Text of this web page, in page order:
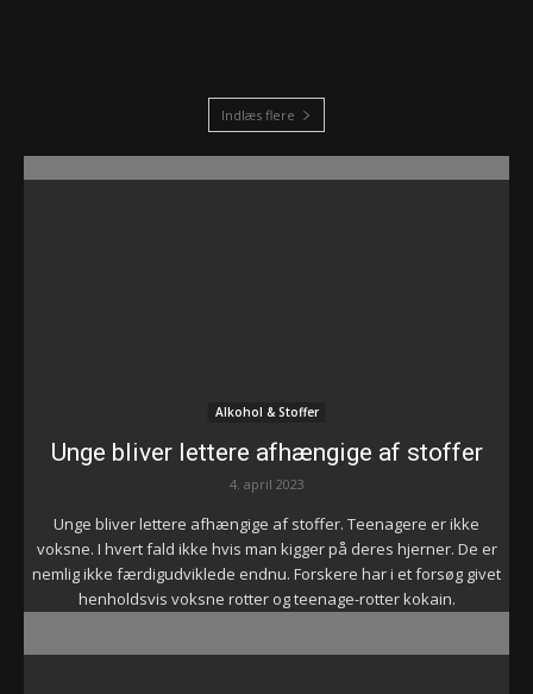
Indlæs flere
Alkohol & Stoffer
Unge bliver lettere afhængige af stoffer
4. april 2023
Unge bliver lettere afhængige af stoffer. Teenagere er ikke
voksne. I hvert fald ikke hvis man kigger på deres hjerner. De er
nemlig ikke færdigudviklede endnu. Forskere har i et forsøg givet
henholdsvis voksne rotter og teenage-rotter kokain.